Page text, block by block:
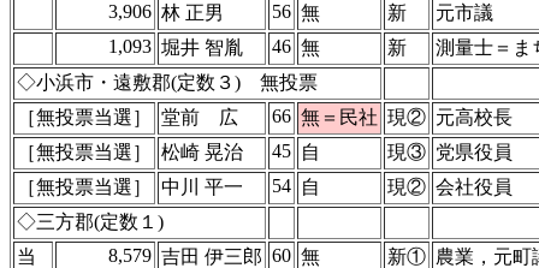
3,906 林 正男 56 無 新
元市議
1,093 堀井 智胤 46 無 新
測量士＝ま
◇小浜市・遠敷郡(定数３) 無投票
［無投票当選］
堂前 広 66 無＝民社 現② 元高校長
［無投票当選］
松崎 晃治 45 自 現③ 党県役員
［無投票当選］
中川 平一 54 自 現② 会社役員
◇三方郡(定数１)
当
8,579 吉田 伊三郎 60 無 新① 農業，元町